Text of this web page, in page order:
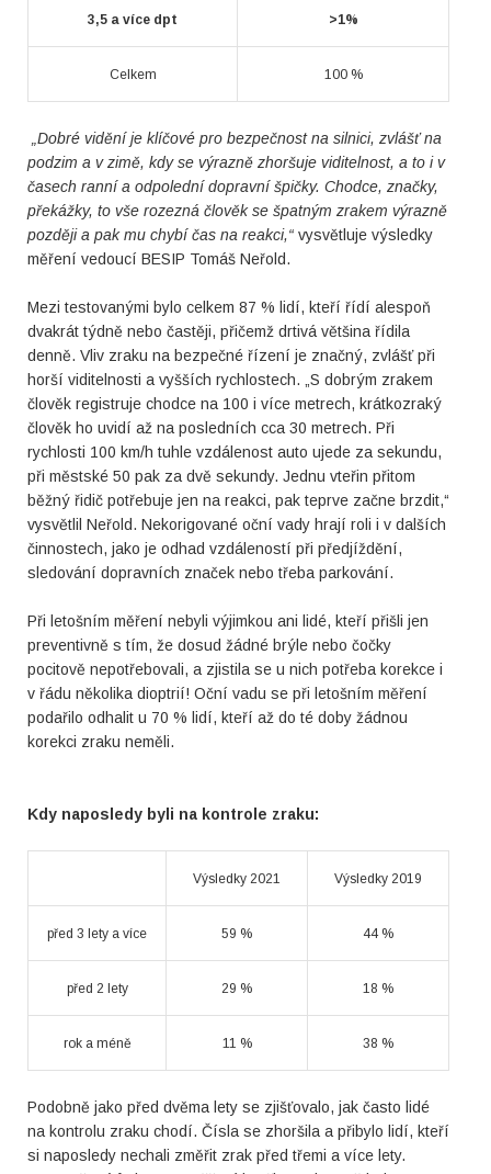
3,5 a více dpt >1%
Celkem 100 %
„Dobré vidění je klíčové pro bezpečnost na silnici, zvlášť na
podzim a v zimě, kdy se výrazně zhoršuje viditelnost, a to i v
časech ranní a odpolední dopravní špičky. Chodce, značky,
překážky, to vše rozezná člověk se špatným zrakem výrazně
později a pak mu chybí čas na reakci,“ vysvětluje výsledky
měření vedoucí BESIP Tomáš Neřold.
Mezi testovanými bylo celkem 87 % lidí, kteří řídí alespoň
dvakrát týdně nebo častěji, přičemž drtivá většina řídila
denně. Vliv zraku na bezpečné řízení je značný, zvlášť při
horší viditelnosti a vyšších rychlostech. „S dobrým zrakem
člověk registruje chodce na 100 i více metrech, krátkozraký
člověk ho uvidí až na posledních cca 30 metrech. Při
rychlosti 100 km/h tuhle vzdálenost auto ujede za sekundu,
při městské 50 pak za dvě sekundy. Jednu vteřin přitom
běžný řidič potřebuje jen na reakci, pak teprve začne brzdit,“
vysvětlil Neřold. Nekorigované oční vady hrají roli i v dalších
činnostech, jako je odhad vzdáleností při předjíždění,
sledování dopravních značek nebo třeba parkování.
Při letošním měření nebyli výjimkou ani lidé, kteří přišli jen
preventivně s tím, že dosud žádné brýle nebo čočky
pocitově nepotřebovali, a zjistila se u nich potřeba korekce i
v řádu několika dioptrií! Oční vadu se při letošním měření
podařilo odhalit u 70 % lidí, kteří až do té doby žádnou
korekci zraku neměli.
Kdy naposledy byli na kontrole zraku:
Výsledky 2021 Výsledky 2019
před 3 lety a více 59 % 44 %
před 2 lety 29 % 18 %
rok a méně 11 % 38 %
Podobně jako před dvěma lety se zjišťovalo, jak často lidé
na kontrolu zraku chodí. Čísla se zhoršila a přibylo lidí, kteří
si naposledy nechali změřit zrak před třemi a více lety.